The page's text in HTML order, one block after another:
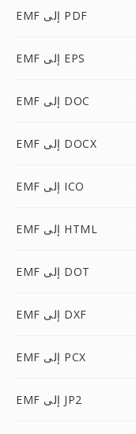
EMF إلى PDF
EMF إلى EPS
EMF إلى DOC
EMF إلى DOCX
EMF إلى ICO
EMF إلى HTML
EMF إلى DOT
EMF إلى DXF
EMF إلى PCX
EMF إلى JP2